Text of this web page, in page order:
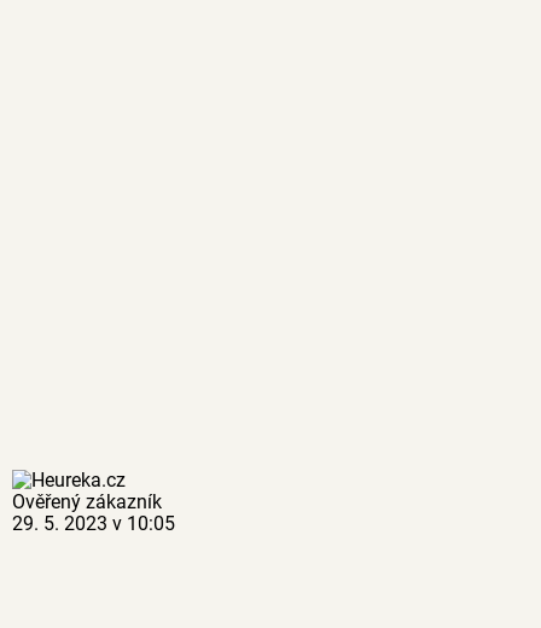
Ověřený zákazník
29. 5. 2023 v 10:05